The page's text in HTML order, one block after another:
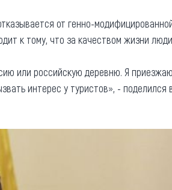
от генно-
к тому, что за качеством жизни
или российскую деревню. Я
интерес у туристов», -